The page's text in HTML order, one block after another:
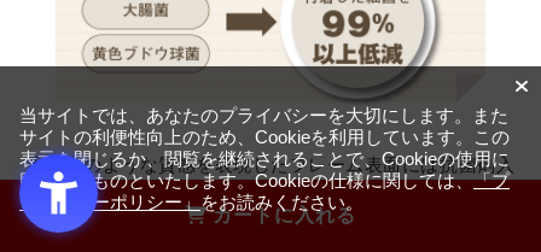
カートに入れる
天然木のような質感を表現したフレーム表面には抗菌剤入
りシートを使用。デザイン性を損なうことなく優れた抗菌
機能で細菌を低減します。
当サイトでは、あなたのプライバシーを大切にします。また
サイトの利便性向上のため、Cookieを利用しています。この
表示を閉じるか、閲覧を継続されることで、Cookieの使用に
同意するものといたします。Cookieの仕様に関しては、「プ
ライバシーポリシー」をお読みください。